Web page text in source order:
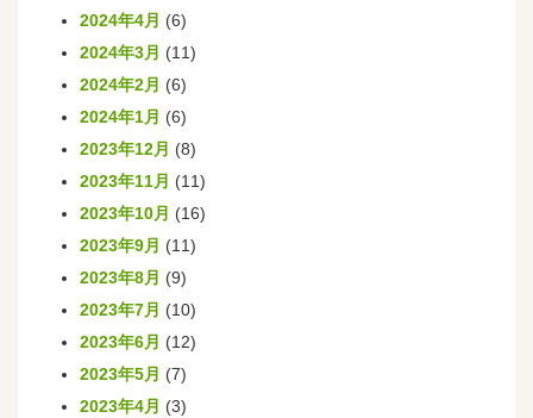
2024年4月 (6)
2024年3月 (11)
2024年2月 (6)
2024年1月 (6)
2023年12月 (8)
2023年11月 (11)
2023年10月 (16)
2023年9月 (11)
2023年8月 (9)
2023年7月 (10)
2023年6月 (12)
2023年5月 (7)
2023年4月 (3)